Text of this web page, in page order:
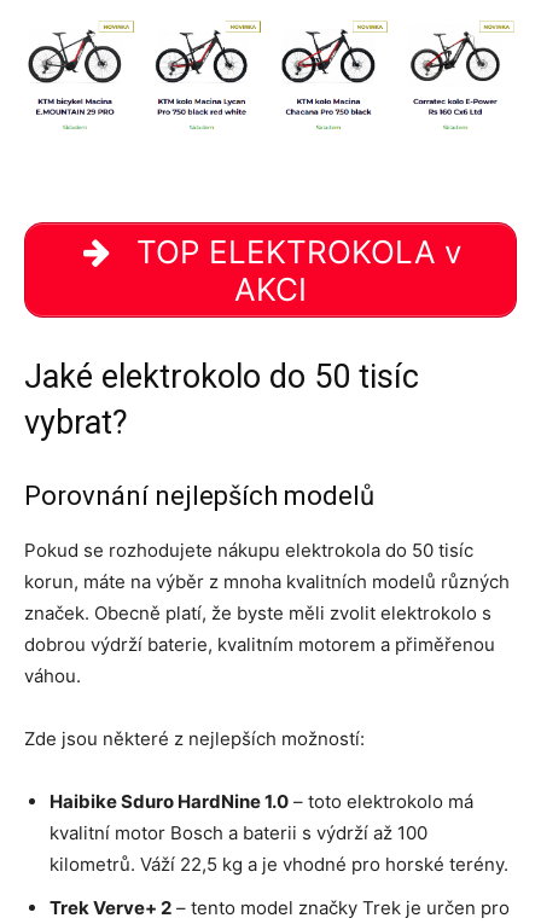
TOP ELEKTROKOLA v
AKCI
Jaké elektrokolo do 50 tisíc
vybrat?
Porovnání nejlepších modelů
Pokud se rozhodujete nákupu elektrokola do 50 tisíc
korun, máte na výběr z mnoha kvalitních modelů různých
značek. Obecně platí, že byste měli zvolit elektrokolo s
dobrou výdrží baterie, kvalitním motorem a přiměřenou
váhou.
Zde jsou některé z nejlepších možností:
Haibike Sduro HardNine 1.0 – toto elektrokolo má
kvalitní motor Bosch a baterii s výdrží až 100
kilometrů. Váží 22,5 kg a je vhodné pro horské terény.
Trek Verve+ 2 – tento model značky Trek je určen pro